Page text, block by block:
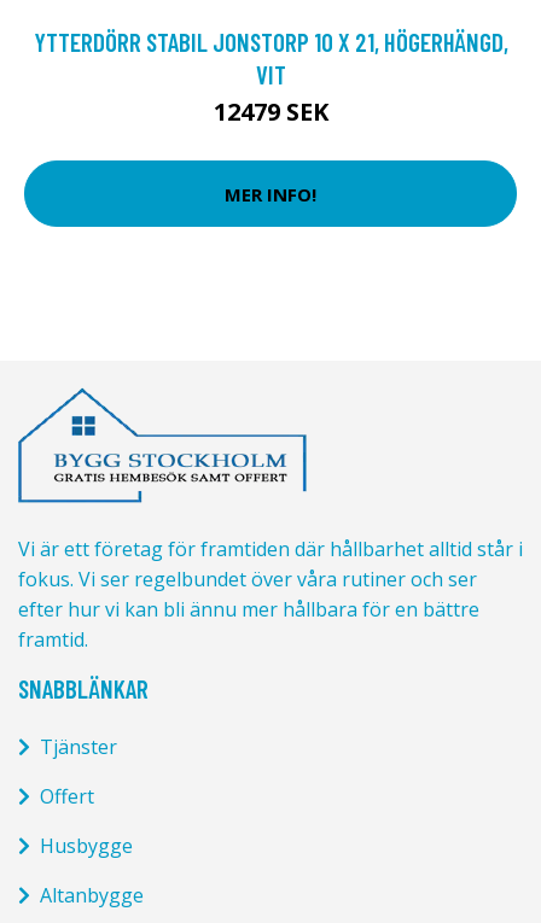
YTTERDÖRR STABIL JONSTORP 10 X 21, HÖGERHÄNGD,
VIT
12479 SEK
MER INFO!
Vi är ett företag för framtiden där hållbarhet alltid står i
fokus. Vi ser regelbundet över våra rutiner och ser
efter hur vi kan bli ännu mer hållbara för en bättre
framtid.
SNABBLÄNKAR
Tjänster
Offert
Husbygge
Altanbygge